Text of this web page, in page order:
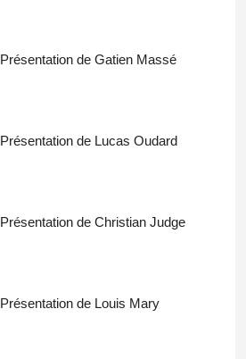
Présentation de Gatien Massé
Présentation de Lucas Oudard
Présentation de Christian Judge
Présentation de Louis Mary